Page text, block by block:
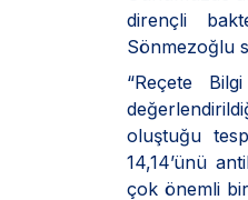
dirençli
Sönmezoğlu
“Reçete
oluştuğu
14,14’ünü
çok önemli bir